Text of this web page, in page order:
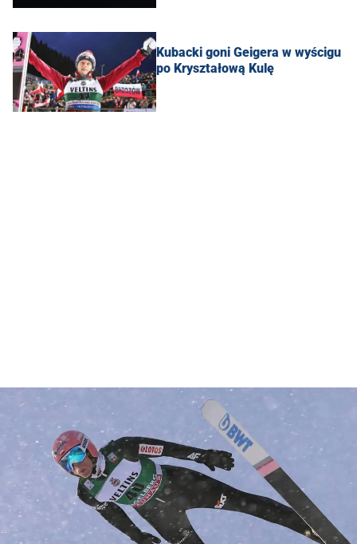
Kubacki goni Geigera w wyścigu
po Kryształową Kulę